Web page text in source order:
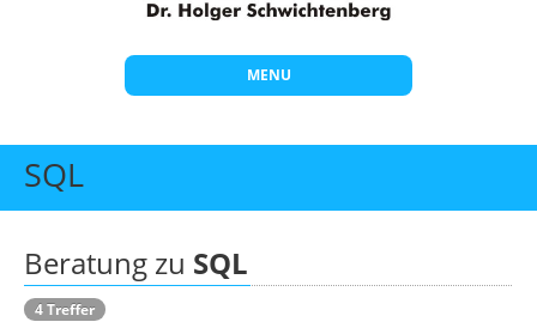
MENU
Start
Individuelle Schulungen
SQL
Beratung zu SQL
4 Treffer